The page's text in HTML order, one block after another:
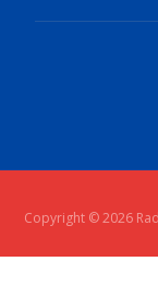
Copyright © 2026